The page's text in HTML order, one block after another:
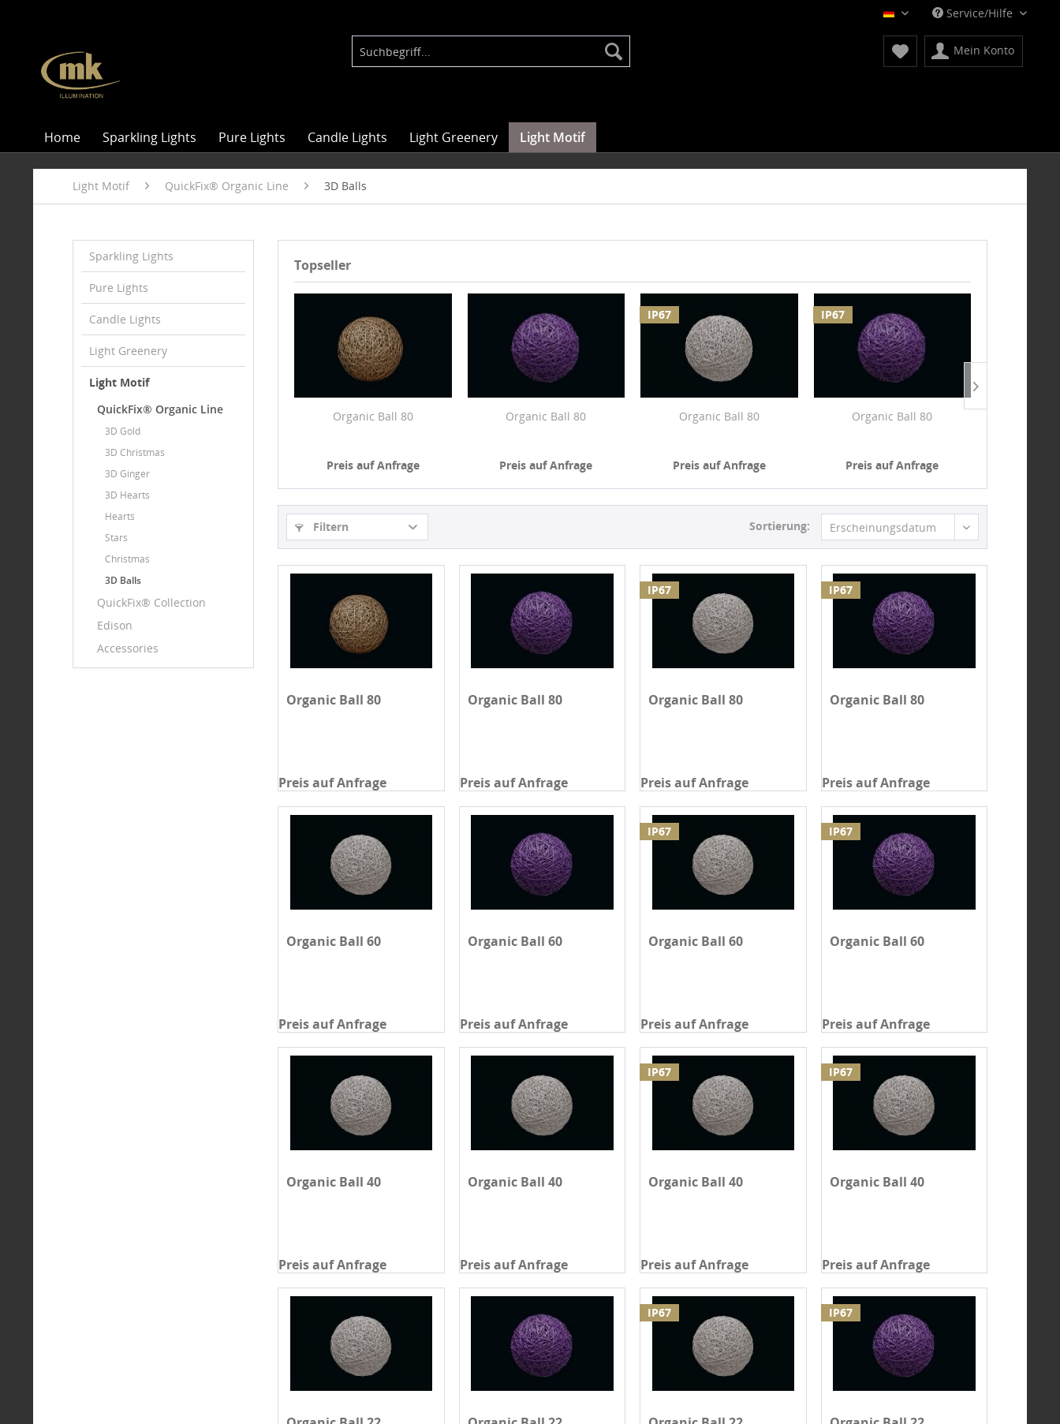
Deutsch Service/Hilfe
Mein Konto
Home Sparkling Lights Pure Lights Candle Lights Light Greenery Light Motif
Light Motif QuickFix® Organic Line 3D Balls
Sparkling Lights
Pure Lights
Candle Lights
Light Greenery
Light Motif
QuickFix® Organic Line
3D Gold
3D Christmas
3D Ginger
3D Hearts
Hearts
Stars
Christmas
3D Balls
QuickFix® Collection
Edison
Accessories
Topseller
Organic Ball 80
Preis auf Anfrage
Organic Ball 80
Preis auf Anfrage
IP67
Organic Ball 80
Preis auf Anfrage
IP67
Organic Ball 80
Preis auf Anfrage
Filtern Sortierung: Erscheinungsdatum
Organic Ball 80
Preis auf Anfrage
Organic Ball 80
Preis auf Anfrage
IP67
Organic Ball 80
Preis auf Anfrage
IP67
Organic Ball 80
Preis auf Anfrage
Organic Ball 60
Preis auf Anfrage
Organic Ball 60
Preis auf Anfrage
IP67
Organic Ball 60
Preis auf Anfrage
IP67
Organic Ball 60
Preis auf Anfrage
Organic Ball 40
Preis auf Anfrage
Organic Ball 40
Preis auf Anfrage
IP67
Organic Ball 40
Preis auf Anfrage
IP67
Organic Ball 40
Preis auf Anfrage
IP67 IP67